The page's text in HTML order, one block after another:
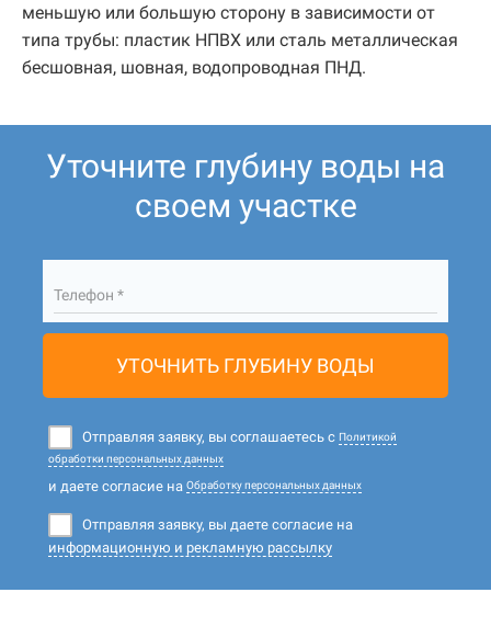
меньшую или большую сторону в зависимости от
типа трубы: пластик НПВХ или сталь металлическая
бесшовная, шовная, водопроводная ПНД.
Уточните глубину воды на
своем участке
Телефон *
УТОЧНИТЬ ГЛУБИНУ ВОДЫ
Отправляя заявку, вы соглашаетесь с Политикой
обработки персональных данных
и даете согласие на Обработку персональных данных
Отправляя заявку, вы даете согласие на
информационную и рекламную рассылку